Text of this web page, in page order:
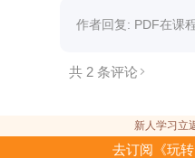
作者回复: PDF在课
共 2 条评论
新人学习立
去订阅《玩转